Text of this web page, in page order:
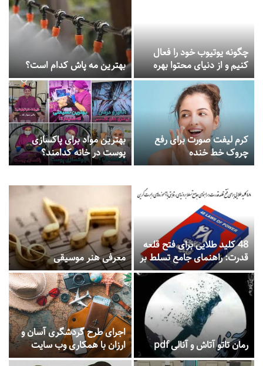
چگونه یوتیوب خود را فعال
کنیم و از دنیای محتوا بهره
ببریم؟
بهترین مه پاش کدام است؟
کرم لیفت صورت برای رفع
چروک خط خنده
بهترین مواد برای پاکسازی
پوست در خانه کدامند؟
48 کلید طلایی برای فتح قلعه
قدرت: راهنمای جامع تسلط بر
دنیای رقابتی با آموزه‌های
رابرت گرین
معرفی هنر موسیقی
رمان تاتو آتاش و آنالی pdf
اجرای طرح گردشگری آسان و
ارزان با همکاری وب سایت
های گردشگری از اول آذر